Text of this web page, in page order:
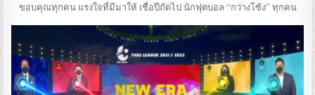
ขอบคุณทุกคน แรงใจที่มีมาให้ เชื่อปีถัดไป นักฟุตบอล “กว่างโซ้ง” ทุกคน